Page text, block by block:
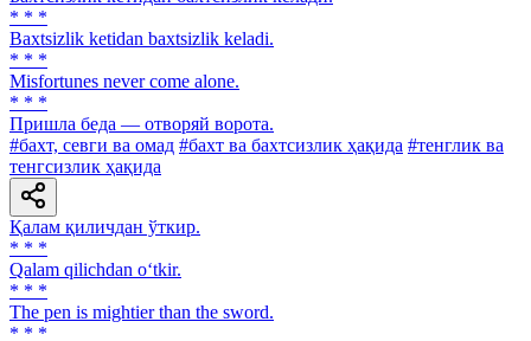
* * *
Baxtsizlik ketidan baxtsizlik keladi.
* * *
Misfortunes never come alone.
* * *
Пришла беда — отворяй ворота.
#бахт, севги ва омад #бахт ва бахтсизлик ҳақида #тенглик ва
тенгсизлик ҳақида
Қалам қиличдан ўткир.
* * *
Qalam qilichdan o‘tkir.
* * *
The pen is mightier than the sword.
* * *